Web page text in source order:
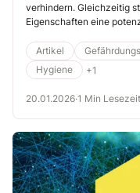
verhindern. Gleichzeitig
Eigenschaften eine
sondern auch des
und einfach
Einsatz infrage kommt.
Artikel
Hygiene
+1
20.01.2026·1 Min Lesezeit